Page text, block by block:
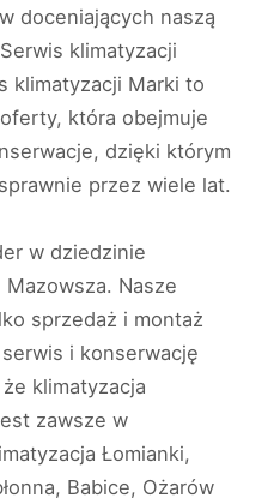
doceniających naszą
klimatyzacji
klimatyzacji Marki to
która obejmuje
dzięki którym
przez wiele lat.
w dziedzinie
Nasze
sprzedaż i montaż
i konserwację
klimatyzacja
zawsze w
Łomianki,
Babice, Ożarów